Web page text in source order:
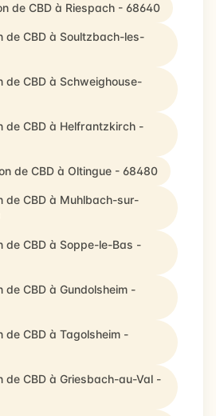
de CBD à Riespach - 68640
de CBD à Soultzbach-les-
de CBD à Schweighouse-
de CBD à Helfrantzkirch -
de CBD à Oltingue - 68480
de CBD à Muhlbach-sur-
de CBD à Soppe-le-Bas -
CBD à Gundolsheim -
de CBD à Tagolsheim -
de CBD à Griesbach-au-Val -